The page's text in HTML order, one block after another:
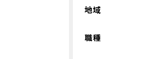
地域
職種